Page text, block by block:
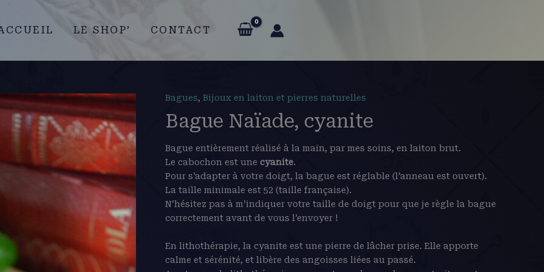
LE SHOP’ CONTACT
Bagues, Bijoux en laiton et pierres naturelles
Bague Naïade, cyanite
Bague entièrement réalisé à la main, par mes soins, en laiton brut.
Le cabochon est une cyanite.
Pour s’adapter à votre doigt, la bague est réglable (l’anneau est ouvert).
La taille minimale est 52 (taille française).
N’hésitez pas à m’indiquer votre taille de doigt pour que je règle la bague
correctement avant de vous l’envoyer !
En lithothérapie, la cyanite est une pierre de lâcher prise. Elle apporte
calme et sérénité, et libère des angoisses liées au passé.